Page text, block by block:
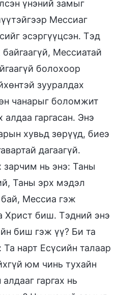
үнэний замыг
Мессиаг
эсэргүүцсэн. Тэд
Мессиатай
болохоор
зууралдах
чанарыг боломжит
алдаа гаргасан. Энэ
хувьд зөрүүд, биеэ
дагаагүй.
зарчим нь энэ: Таны
Таны эрх мэдэл
Мессиа гэж
Христ биш. Тэдний энэ
биш гэж үү? Би та
нарт Есүсийн талаар
юм чинь тухайн
гаргах нь